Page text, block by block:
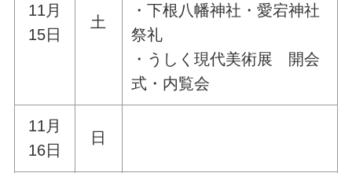
11月
15日
土
・下根八幡神社・愛宕神社
祭礼
・うしく現代美術展 開会
式・内覧会
11月
16日
日